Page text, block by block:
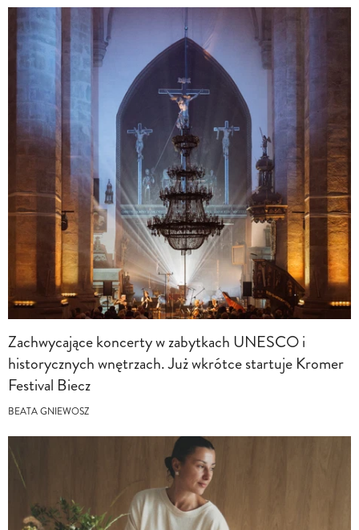
Zachwycające koncerty w zabytkach UNESCO i
historycznych wnętrzach. Już wkrótce startuje Kromer
Festival Biecz
BEATA GNIEWOSZ